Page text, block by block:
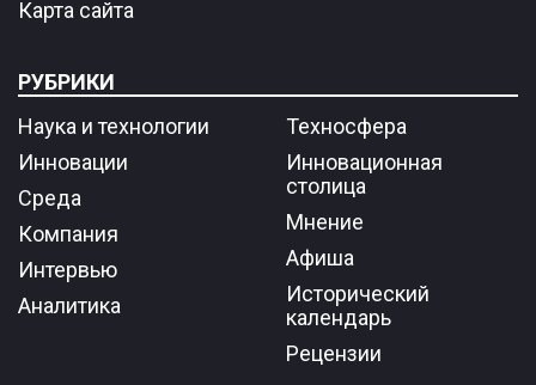
Карта сайта
РУБРИКИ
Наука и технологии
Инновации
Среда
Компания
Интервью
Аналитика
Техносфера
Инновационная
столица
Мнение
Афиша
Исторический
календарь
Рецензии